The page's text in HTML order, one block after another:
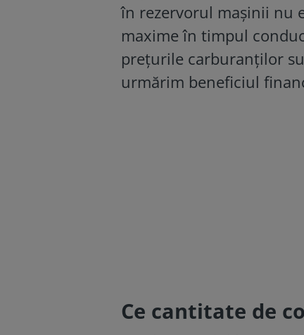
în rezervorul mașinii nu
maxime în timpul
prețurile carburanților
urmărim beneficiul
Ce cantitate de